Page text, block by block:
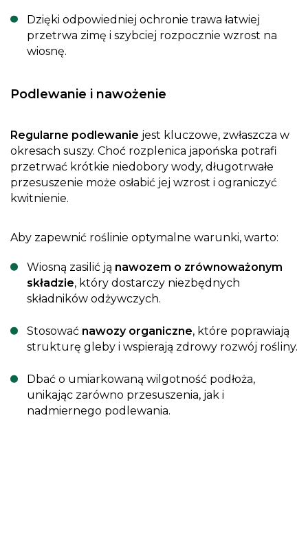
Dzięki odpowiedniej ochronie trawa łatwiej
przetrwa zimę i szybciej rozpocznie wzrost na
wiosnę.
Podlewanie i nawożenie
Regularne podlewanie jest kluczowe, zwłaszcza w
okresach suszy. Choć rozplenica japońska potrafi
przetrwać krótkie niedobory wody, długotrwałe
przesuszenie może osłabić jej wzrost i ograniczyć
kwitnienie.
Aby zapewnić roślinie optymalne warunki, warto:
Wiosną zasilić ją nawozem o zrównoważonym
składzie, który dostarczy niezbędnych
składników odżywczych.
Stosować nawozy organiczne, które poprawiają
strukturę gleby i wspierają zdrowy rozwój rośliny.
Dbać o umiarkowaną wilgotność podłoża,
unikając zarówno przesuszenia, jak i
nadmiernego podlewania.